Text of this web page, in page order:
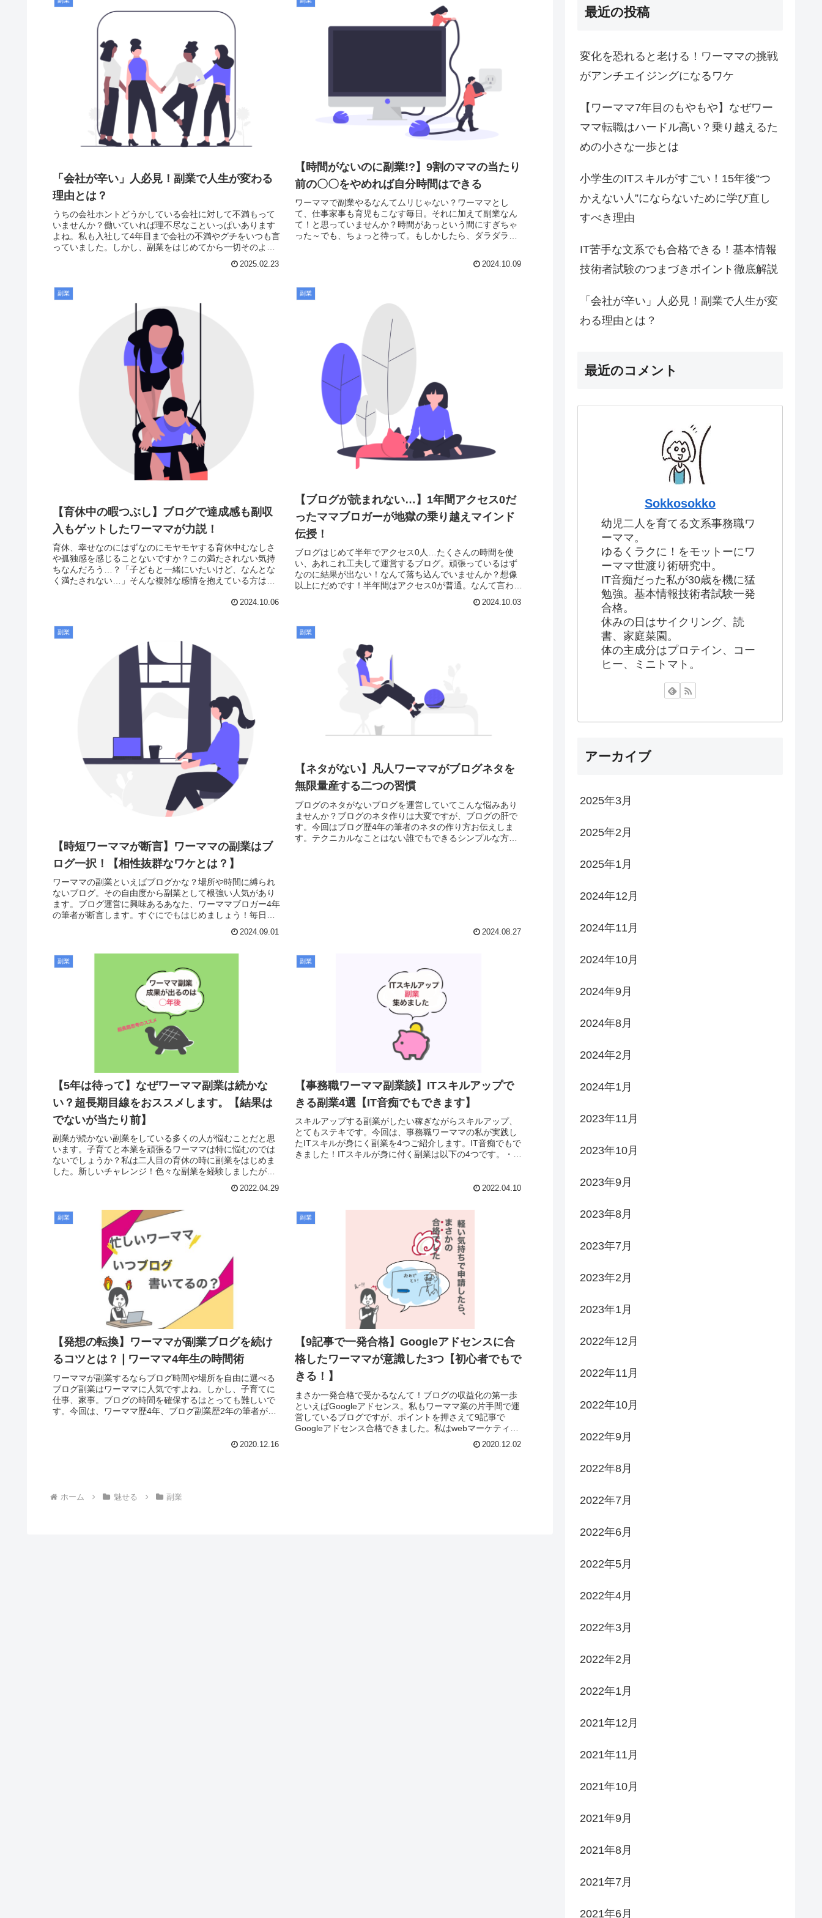
「会社が辛い」人必見！副業で人生が変わる
理由とは？
うちの会社ホントどうかしている会社に対して不満もって
いませんか？働いていれば理不尽なこといっぱいあります
よね。私も入社して4年目まで会社の不満やグチをいつも言
っていました。しかし、副業をはじめてから一切そのよう
2025.02.23
【時間がないのに副業!?】9割のママの当たり
前の〇〇をやめれば自分時間はできる
ワーママで副業やるなんてムリじゃない？ワーママとし
て、仕事家事も育児もこなす毎日。それに加えて副業なん
て！と思っていませんか？時間があっという間にすぎちゃ
った～でも、ちょっと待って。もしかしたら、ダラダラム
2024.10.09
副業
【育休中の暇つぶし】ブログで達成感も副収
入もゲットしたワーママが力説！
育休、幸せなのにはずなのにモヤモヤする育休中むなしさ
や孤独感を感じることないですか？この満たされない気持
ちなんだろう…？「子どもと一緒にいたいけど、なんとな
く満たされない…」そんな複雑な感情を抱えている方は多
2024.10.06
副業
【ブログが読まれない…】1年間アクセス0だ
ったママブロガーが地獄の乗り越えマインド
伝授！
ブログはじめて半年でアクセス0人…たくさんの時間を使
い、あれこれ工夫して運営するブログ。頑張っているはず
なのに結果が出ない！なんて落ち込んでいませんか？想像
以上にだめです！半年間はアクセス0が普通。なんて言われ
2024.10.03
副業
【時短ワーママが断言】ワーママの副業はブ
ログ一択！【相性抜群なワケとは？】
ワーママの副業といえばブログかな？場所や時間に縛られ
ないブログ。その自由度から副業として根強い人気があり
ます。ブログ運営に興味あるあなた、ワーママブロガー4年
の筆者が断言します。すぐにでもはじめましょう！毎日一
2024.09.01
副業
【ネタがない】凡人ワーママがブログネタを
無限量産する二つの習慣
ブログのネタがないブログを運営していてこんな悩みあり
ませんか？ブログのネタ作りは大変ですが、ブログの肝で
す。今回はブログ歴4年の筆者のネタの作り方お伝えしま
す。テクニカルなことはない誰でもできるシンプルな方法
2024.08.27
副業
【5年は待って】なぜワーママ副業は続かな
い？超長期目線をおススメします。【結果は
でないが当たり前】
副業が続かない副業をしている多くの人が悩むことだと思
います。子育てと本業を頑張るワーママは特に悩むのでは
ないでしょうか？私は二人目の育休の時に副業をはじめま
した。新しいチャレンジ！色々な副業を経験しましたが、
2022.04.29
副業
【事務職ワーママ副業談】ITスキルアップで
きる副業4選【IT音痴でもできます】
スキルアップする副業がしたい稼ぎながらスキルアップ、
とてもステキです。今回は、事務職ワーママの私が実践し
たITスキルが身にく副業を4つご紹介します。IT音痴でもで
きました！ITスキルが身に付く副業は以下の4つです。・ホ
2022.04.10
副業
【発想の転換】ワーママが副業ブログを続け
るコツとは？❘ワーママ4年生の時間術
ワーママが副業するならブログ時間や場所を自由に選べる
ブログ副業はワーママに人気ですよね。しかし、子育てに
仕事、家事。ブログの時間を確保するはとっても難しいで
す。今回は、ワーママ歴4年、ブログ副業歴2年の筆者がど
2020.12.16
副業
【9記事で一発合格】Googleアドセンスに合
格したワーママが意識した3つ【初心者でもで
きる！】
まさか一発合格で受かるなんて！ブログの収益化の第一歩
といえばGoogleアドセンス。私もワーママ業の片手間で運
営しているブログですが、ポイントを押さえて9記事で
Googleアドセンス合格できました。私はwebマーケティン
2020.12.02
ホーム 魅せる 副業
最近の投稿
変化を恐れると老ける！ワーママの挑戦
がアンチエイジングになるワケ
【ワーママ7年目のもやもや】なぜワー
ママ転職はハードル高い？乗り越えるた
めの小さな一歩とは
小学生のITスキルがすごい！15年後“つ
かえない人”にならないために学び直し
すべき理由
IT苦手な文系でも合格できる！基本情報
技術者試験のつまづきポイント徹底解説
「会社が辛い」人必見！副業で人生が変
わる理由とは？
最近のコメント
Sokkosokko
幼児二人を育てる文系事務職ワ
ーママ。
ゆるくラクに！をモットーにワ
ーママ世渡り術研究中。
IT音痴だった私が30歳を機に猛
勉強。基本情報技術者試験一発
合格。
休みの日はサイクリング、読
書、家庭菜園。
体の主成分はプロテイン、コー
ヒー、ミニトマト。
アーカイブ
2025年3月
2025年2月
2025年1月
2024年12月
2024年11月
2024年10月
2024年9月
2024年8月
2024年2月
2024年1月
2023年11月
2023年10月
2023年9月
2023年8月
2023年7月
2023年2月
2023年1月
2022年12月
2022年11月
2022年10月
2022年9月
2022年8月
2022年7月
2022年6月
2022年5月
2022年4月
2022年3月
2022年2月
2022年1月
2021年12月
2021年11月
2021年10月
2021年9月
2021年8月
2021年7月
2021年6月